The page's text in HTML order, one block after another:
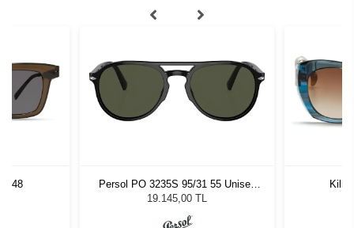
48
Persol PO 3235S 95/31 55 Unisex
Güneş Gözlüğü
19.145,00 TL